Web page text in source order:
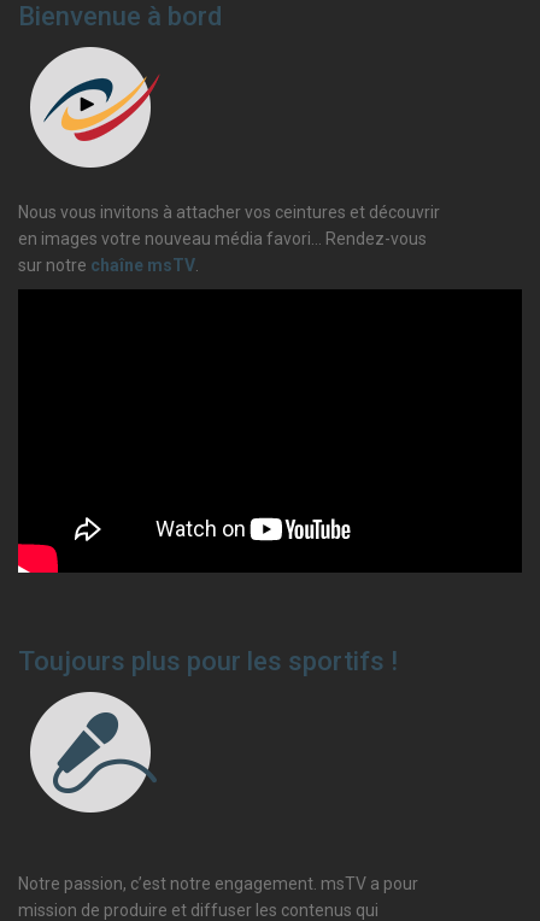
Bienvenue à bord
Nous vous invitons à attacher vos ceintures et découvrir
en images votre nouveau média favori… Rendez-vous
sur notre chaîne msTV
Toujours plus pour les sportifs !
Notre passion, c’est notre engagement. msTV a pour
mission de produire et diffuser les contenus qui